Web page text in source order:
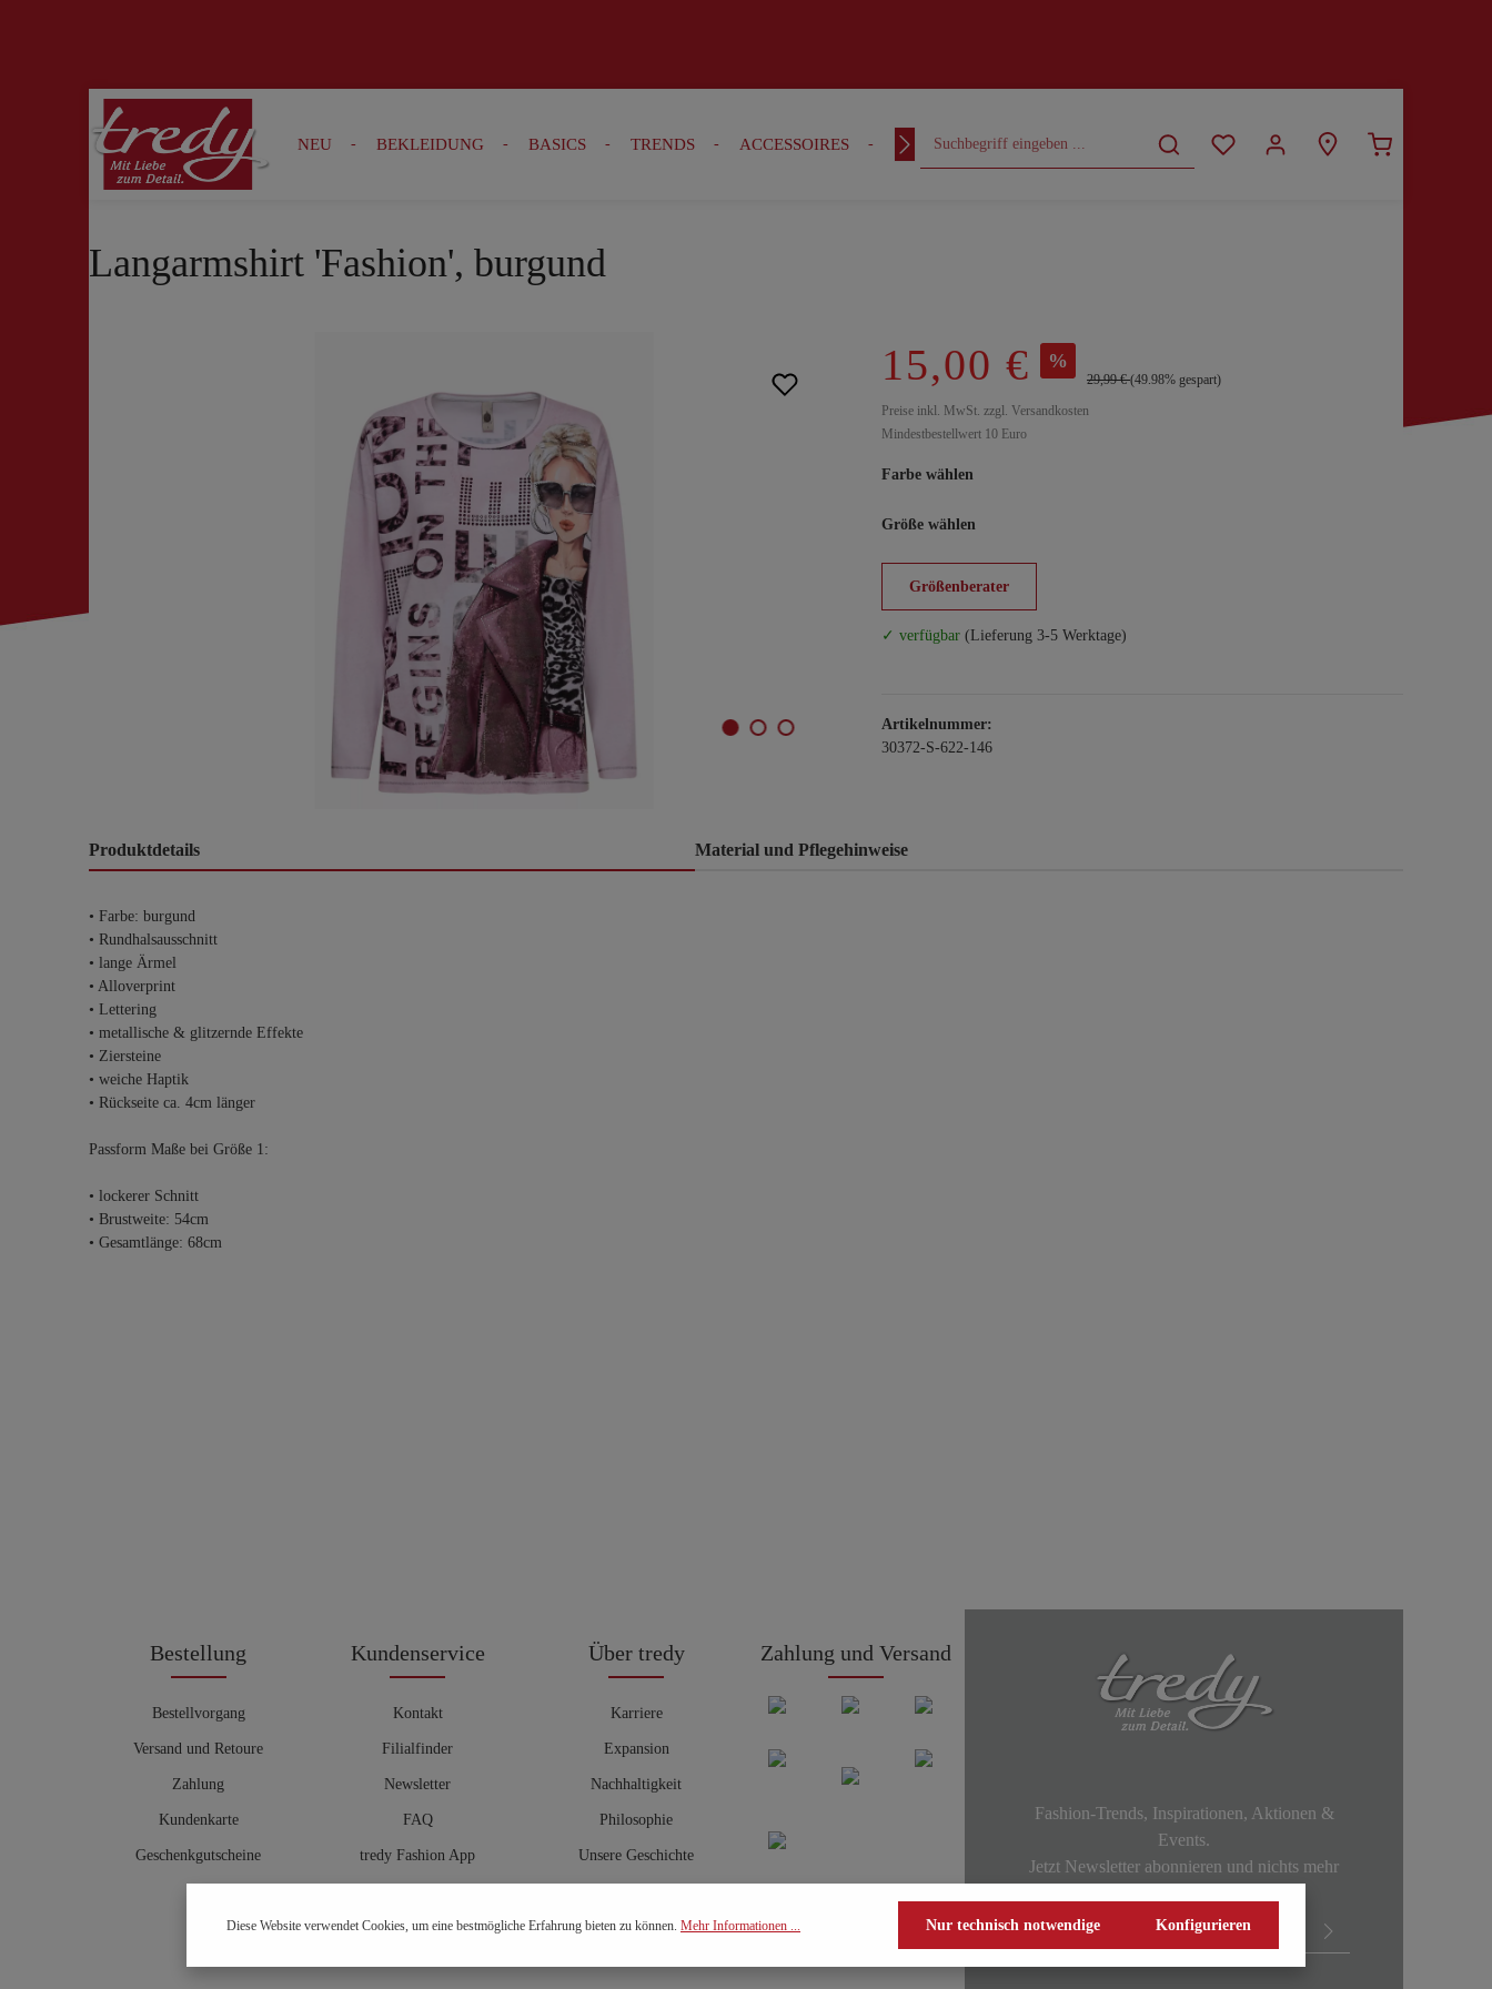
Zur Suche springen Zur Hauptnavigation springen
NEU BEKLEIDUNG BASICS TRENDS ACCESSOIRES OUTFITS CURVY
Langarmshirt 'Fashion', burgund
15,00 € %
29,99 €(49.98% gespart)
Preise inkl. MwSt. zzgl. Versandkosten
Mindestbestellwert 10 Euro
Farbe wählen
Größe wählen
Größenberater
✓ verfügbar (Lieferung 3-5 Werktage)
Artikelnummer:
30372-S-622-146
Produktdetails Material und Pflegehinweise
• Farbe: burgund
• Rundhalsausschnitt
• lange Ärmel
• Alloverprint
• Lettering
• metallische & glitzernde Effekte
• Ziersteine
• weiche Haptik
• Rückseite ca. 4cm länger
Passform Maße bei Größe 1:
• lockerer Schnitt
• Brustweite: 54cm
• Gesamtlänge: 68cm
Bestellung
Bestellvorgang
Versand und Retoure
Zahlung
Kundenkarte
Geschenkgutscheine
Kundenservice
Kontakt
Filialfinder
Newsletter
FAQ
tredy Fashion App
Hosenberater
Über tredy
Karriere
Expansion
Nachhaltigkeit
Philosophie
Unsere Geschichte
Zahlung und Versand
Fashion-Trends, Inspirationen, Aktionen &
Events.
Jetzt Newsletter abonnieren und nichts mehr
Diese Website verwendet Cookies, um eine bestmögliche Erfahrung bieten zu können. Mehr Informationen ... Nur technisch notwendige Konfigurieren